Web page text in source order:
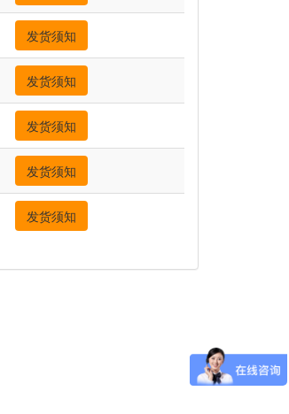
发货须知
发货须知
发货须知
发货须知
发货须知